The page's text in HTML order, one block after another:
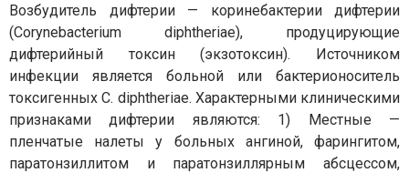
Возбудитель дифтерии — коринебактерии дифтерии
(Corynebacterium diphtheriae), продуцирующие
дифтерийный токсин (экзотоксин). Источником
инфекции является больной или бактерионоситель
токсигенных C. diphtheriae. Характерными клиническими
признаками дифтерии являются: 1) Местные —
пленчатые налеты у больных ангиной, фарингитом,
паратонзиллитом и паратонзиллярным абсцессом,